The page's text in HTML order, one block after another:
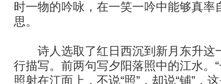
时一物的吟咏，在一笑一吟中能够真率
思。
诗人选取了红日西沉到新月东升这
行描写。前两句写夕阳落照中的江水。
照射在江面上，不说“照”，却说“铺”，